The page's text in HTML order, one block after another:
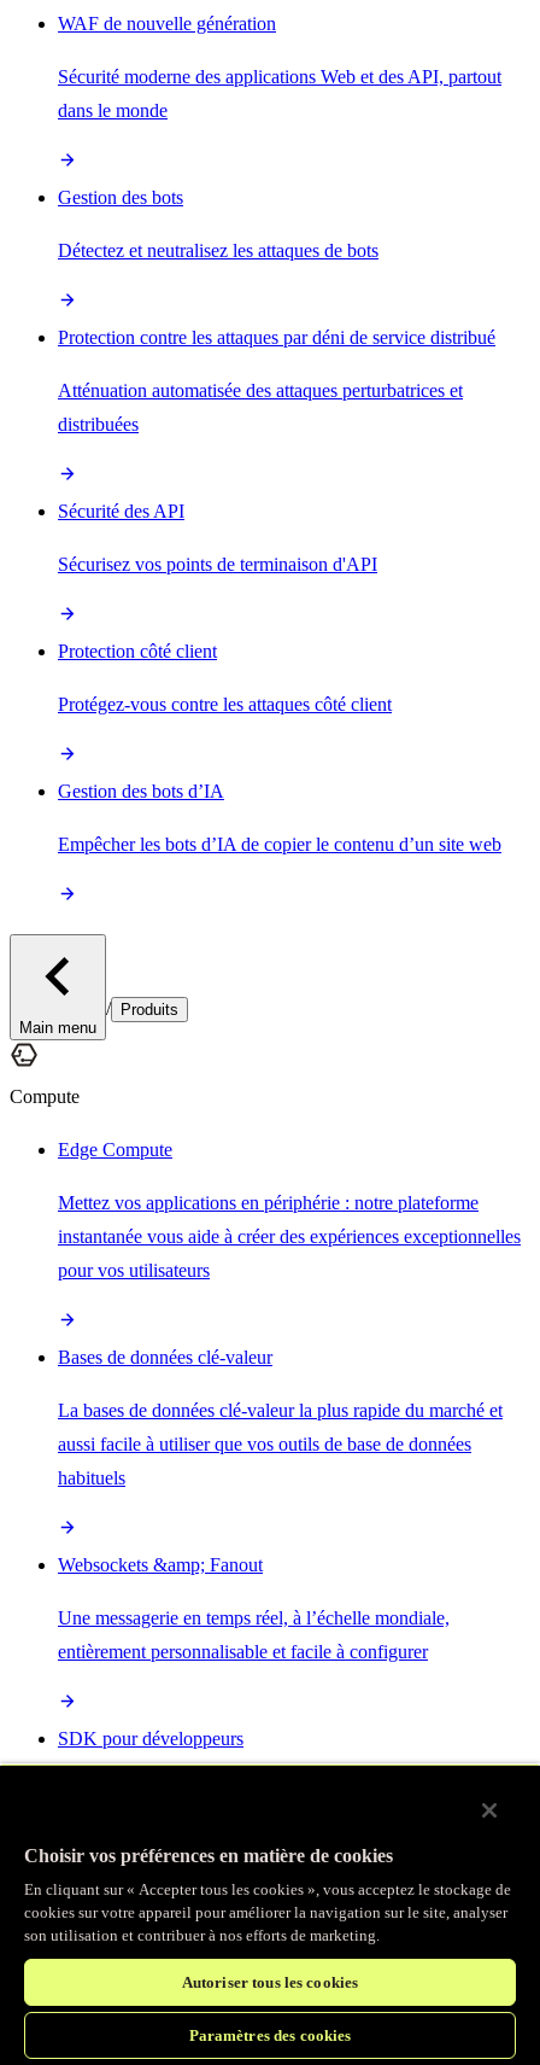
WAF de nouvelle génération
Sécurité moderne des applications Web et des API, partout
dans le monde
Gestion des bots
Détectez et neutralisez les attaques de bots
Protection contre les attaques par déni de service distribué
Atténuation automatisée des attaques perturbatrices et
distribuées
Sécurité des API
Sécurisez vos points de terminaison d'API
Protection côté client
Protégez-vous contre les attaques côté client
Gestion des bots d’IA
Empêcher les bots d’IA de copier le contenu d’un site web
Main menu
/ Produits
Compute
Edge Compute
Mettez vos applications en périphérie : notre plateforme
instantanée vous aide à créer des expériences exceptionnelles
pour vos utilisateurs
Bases de données clé-valeur
La bases de données clé-valeur la plus rapide du marché et
aussi facile à utiliser que vos outils de base de données
habituels
Websockets &amp; Fanout
Une messagerie en temps réel, à l’échelle mondiale,
entièrement personnalisable et facile à configurer
SDK pour développeurs
Enterprise Serverless
La plus puissante de toutes les plateformes sans serveur, basée
Choisir vos préférences en matière de cookies
En cliquant sur « Accepter tous les cookies », vous acceptez le stockage de
cookies sur votre appareil pour améliorer la navigation sur le site, analyser
son utilisation et contribuer à nos efforts de marketing.
Autoriser tous les cookies
Paramètres des cookies